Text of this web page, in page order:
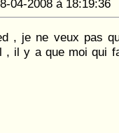
04-2008 à
, je ne veux pas
, il y a que moi qui